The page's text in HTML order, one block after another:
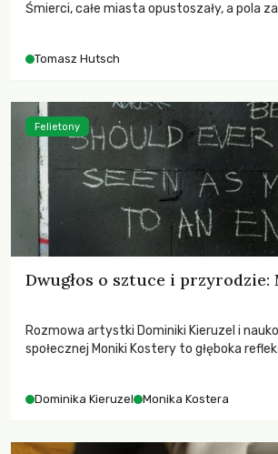
Śmierci, całe miasta opustoszały, a pola
największych katastrof w swoich dziejach.
Tomasz Hutsch
Dwugłos o sztuce i przyrodzie:
Rozmowa artystki Dominiki Kieruzel i
społecznej Moniki Kostery to głęboka
Dominika Kieruzel Monika Kostera
Felietony